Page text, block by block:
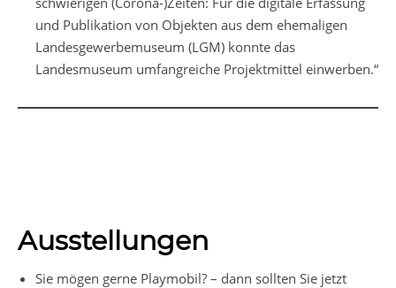
und Publikation von Objekten aus dem ehemaligen
Landesgewerbemuseum (LGM) konnte das
Landesmuseum umfangreiche Projektmittel einwerben.“
Ausstellungen
Sie mögen gerne Playmobil? – dann sollten Sie jetzt